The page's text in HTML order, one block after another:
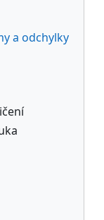
a odchylky